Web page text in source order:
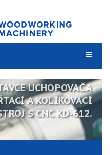
UCHOPOVAČA
A KOLÍKOVACÍ
S CNC KD-612.